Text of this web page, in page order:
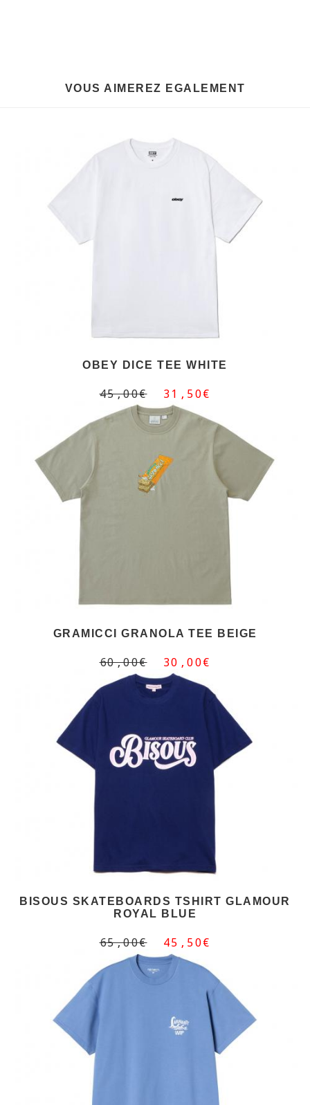
VOUS AIMEREZ EGALEMENT
OBEY DICE TEE WHITE
45,00€ 31,50€
GRAMICCI GRANOLA TEE BEIGE
60,00€ 30,00€
BISOUS SKATEBOARDS TSHIRT GLAMOUR
ROYAL BLUE
65,00€ 45,50€